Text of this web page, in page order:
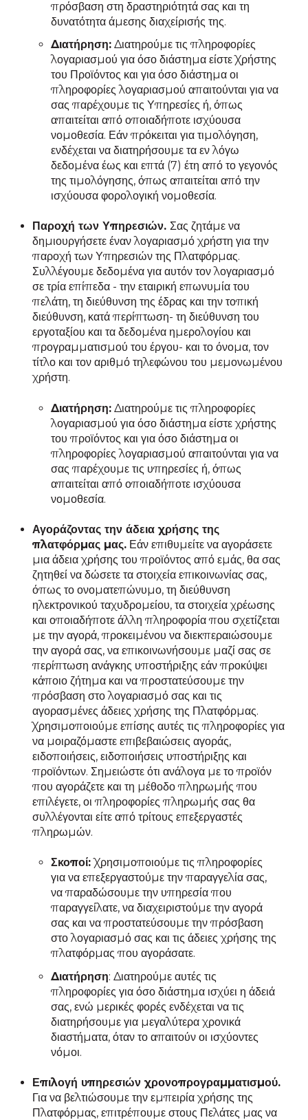
πρόσβαση στη δραστηριότητά σας και τη
δυνατότητα άμεσης διαχείρισής της.
Διατήρηση: Διατηρούμε τις πληροφορίες
λογαριασμού για όσο διάστημα είστε Χρήστης
του Προϊόντος και για όσο διάστημα οι
πληροφορίες λογαριασμού απαιτούνται για να
σας παρέχουμε τις Υπηρεσίες ή, όπως
απαιτείται από οποιαδήποτε ισχύουσα
νομοθεσία. Εάν πρόκειται για τιμολόγηση,
ενδέχεται να διατηρήσουμε τα εν λόγω
δεδομένα έως και επτά (7) έτη από το γεγονός
της τιμολόγησης, όπως απαιτείται από την
ισχύουσα φορολογική νομοθεσία.
Παροχή των Υπηρεσιών.Σας ζητάμε να
δημιουργήσετε έναν λογαριασμό χρήστη για την
παροχή των Υπηρεσιών της Πλατφόρμας.
Συλλέγουμε δεδομένα για αυτόν τον λογαριασμό
σε τρία επίπεδα - την εταιρική επωνυμία του
πελάτη, τη διεύθυνση της έδρας και την τοπική
διεύθυνση, κατά περίπτωση- τη διεύθυνση του
εργοταξίου και τα δεδομένα ημερολογίου και
προγραμματισμού του έργου- και το όνομα, τον
τίτλο και τον αριθμό τηλεφώνου του μεμονωμένου
χρήστη.
Διατήρηση: Διατηρούμε τις πληροφορίες
λογαριασμού για όσο διάστημα είστε χρήστης
του προϊόντος και για όσο διάστημα οι
πληροφορίες λογαριασμού απαιτούνται για να
σας παρέχουμε τις υπηρεσίες ή, όπως
απαιτείται από οποιαδήποτε ισχύουσα
νομοθεσία.
Αγοράζοντας την άδεια χρήσης της
πλατφόρμας μας. Εάν επιθυμείτε να αγοράσετε
μια άδεια χρήσης του προϊόντος από εμάς, θα σας
ζητηθεί να δώσετε τα στοιχεία επικοινωνίας σας,
όπως το ονοματεπώνυμο, τη διεύθυνση
ηλεκτρονικού ταχυδρομείου, τα στοιχεία χρέωσης
και οποιαδήποτε άλλη πληροφορία που σχετίζεται
με την αγορά, προκειμένου να διεκπεραιώσουμε
την αγορά σας, να επικοινωνήσουμε μαζί σας σε
περίπτωση ανάγκης υποστήριξης εάν προκύψει
κάποιο ζήτημα και να προστατεύσουμε την
πρόσβαση στο λογαριασμό σας και τις
αγορασμένες άδειες χρήσης της Πλατφόρμας.
Χρησιμοποιούμε επίσης αυτές τις πληροφορίες για
να μοιραζόμαστε επιβεβαιώσεις αγοράς,
ειδοποιήσεις, ειδοποιήσεις υποστήριξης και
προϊόντων. Σημειώστε ότι ανάλογα με το προϊόν
που αγοράζετε και τη μέθοδο πληρωμής που
επιλέγετε, οι πληροφορίες πληρωμής σας θα
συλλέγονται είτε από τρίτους επεξεργαστές
πληρωμών.
Σκοποί:Χρησιμοποιούμε τις πληροφορίες
για να επεξεργαστούμε την παραγγελία σας,
να παραδώσουμε την υπηρεσία που
παραγγείλατε, να διαχειριστούμε την αγορά
σας και να προστατεύσουμε την πρόσβαση
στο λογαριασμό σας και τις άδειες χρήσης της
πλατφόρμας που αγοράσατε.
Διατήρηση: Διατηρούμε αυτές τις
πληροφορίες για όσο διάστημα ισχύει η άδειά
σας, ενώ μερικές φορές ενδέχεται να τις
διατηρήσουμε για μεγαλύτερα χρονικά
διαστήματα, όταν το απαιτούν οι ισχύοντες
νόμοι.
Επιλογή υπηρεσιών χρονοπρογραμματισμού.
Για να βελτιώσουμε την εμπειρία χρήσης της
Πλατφόρμας, επιτρέπουμε στους Πελάτες μας να